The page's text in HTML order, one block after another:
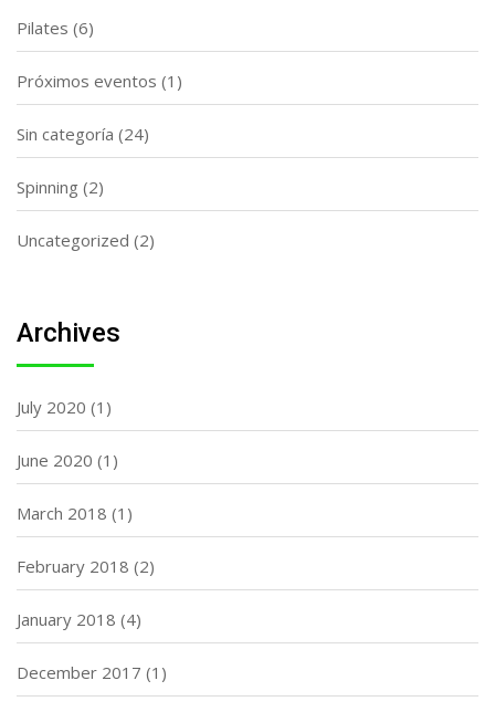
Pilates (6)
Próximos eventos (1)
Sin categoría (24)
Spinning (2)
Uncategorized (2)
Archives
July 2020 (1)
June 2020 (1)
March 2018 (1)
February 2018 (2)
January 2018 (4)
December 2017 (1)